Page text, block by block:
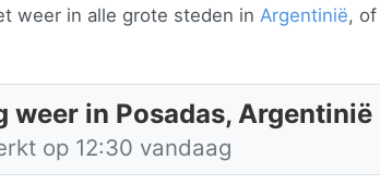
weer in alle grote steden in Argentinië,
weer in Posadas, Argentinië
op 12:30 vandaag